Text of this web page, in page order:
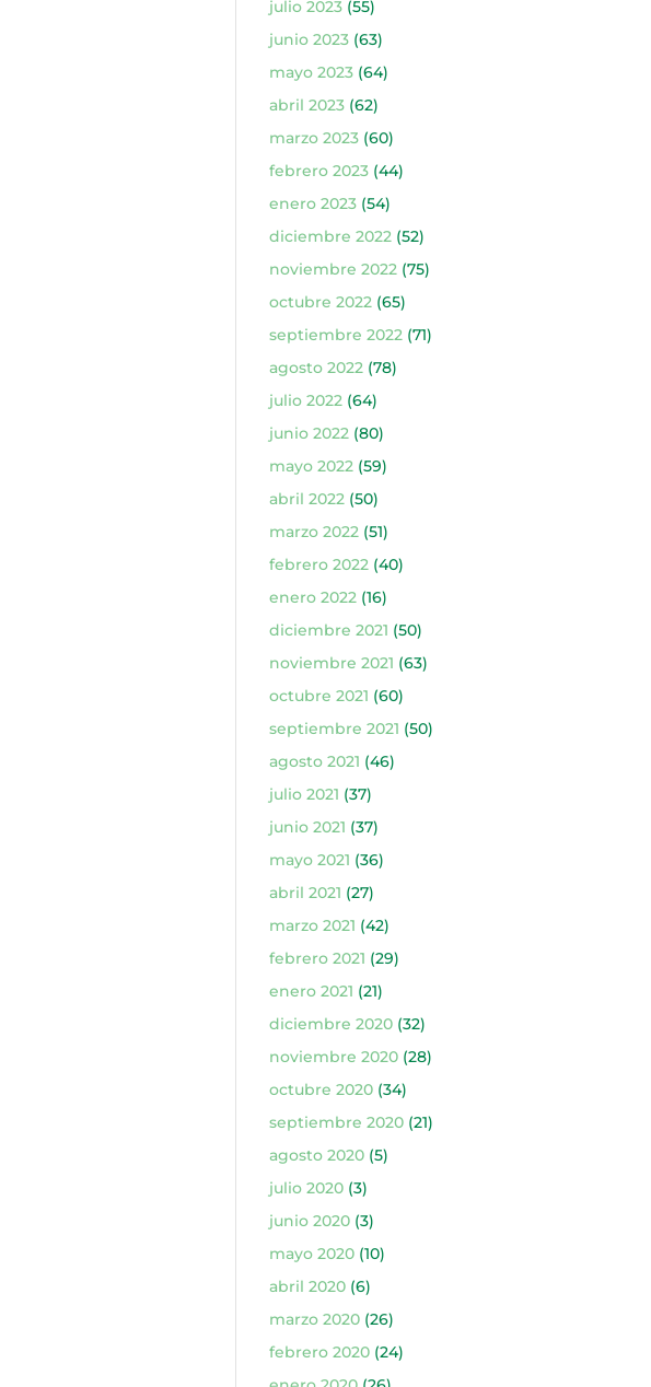
julio 2023(55)
junio 2023(63)
mayo 2023(64)
abril 2023(62)
marzo 2023(60)
febrero 2023(44)
enero 2023(54)
diciembre 2022(52)
noviembre 2022(75)
octubre 2022(65)
septiembre 2022(71)
agosto 2022(78)
julio 2022(64)
junio 2022(80)
mayo 2022(59)
abril 2022(50)
marzo 2022(51)
febrero 2022(40)
enero 2022(16)
diciembre 2021 (50)
noviembre 2021 (63)
octubre 2021 (60)
septiembre 2021 (50)
agosto 2021 (46)
julio 2021 (37)
junio 2021 (37)
mayo 2021 (36)
abril 2021 (27)
marzo 2021 (42)
febrero 2021 (29)
enero 2021 (21)
diciembre 2020(32)
noviembre 2020(28)
octubre 2020(34)
septiembre 2020(21)
agosto 2020(5)
julio 2020(3)
junio 2020(3)
mayo 2020(10)
abril 2020(6)
marzo 2020(26)
febrero 2020(24)